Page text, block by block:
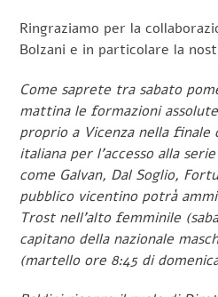
Ringraziamo per la
Bolzani e in particolare la
Come saprete tra sabato
mattina le formazioni
proprio a Vicenza nella finale
italiana per l’accesso alla
come Galvan, Dal Soglio,
pubblico vicentino potrà
Trost nell’alto femminile
capitano della nazionale
(martello ore 8:45 di